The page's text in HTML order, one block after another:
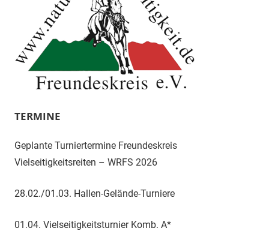
TERMINE
Geplante Turniertermine Freundeskreis
Vielseitigkeitsreiten – WRFS 2026
28.02./01.03. Hallen-Gelände-Turniere
01.04. Vielseitigkeitsturnier Komb. A*